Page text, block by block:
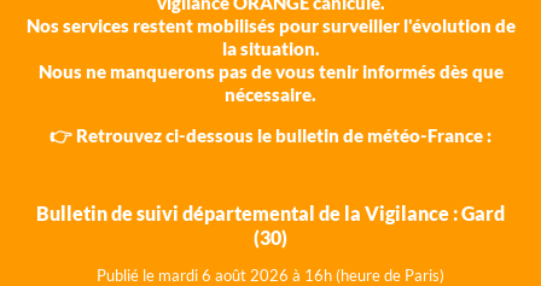
Nos services restent mobilisés pour surveiller l'évolution de
la situation.
Nous ne manquerons pas de vous tenir informés dès que
nécessaire.
👉 Retrouvez ci-dessous le bulletin de météo-France :
Bulletin de suivi départemental de la Vigilance : Gard
(30)
Publié le mardi 6 août 2026 à 16h (heure de Paris)